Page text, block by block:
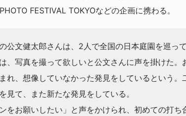
FESTIVAL TOKYOなどの企画に携わる。
公文健太郎さんは、2人で全国の日本庭園を巡っ
、写真を撮って欲しいと公文さんに声を掛けた。
れ、想像していなかった発見をしているという。
見て、また新たな発見をしている。
をお願いしたい」と声をかけられ、初めての打ち